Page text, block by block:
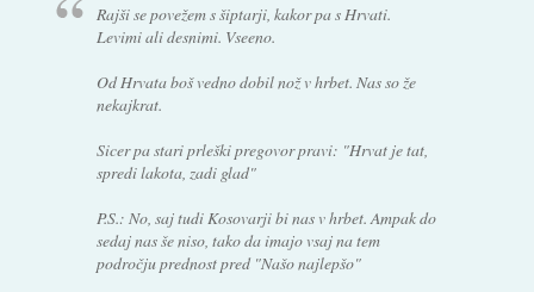
Rajši se povežem s šiptarji, kakor pa s Hrvati.
Levimi ali desnimi. Vseeno.
Od Hrvata boš vedno dobil nož v hrbet. Nas so že
nekajkrat.
Sicer pa stari prleški pregovor pravi: "Hrvat je tat,
spredi lakota, zadi glad"
P.S.: No, saj tudi Kosovarji bi nas v hrbet. Ampak do
sedaj nas še niso, tako da imajo vsaj na tem
področju prednost pred "Našo najlepšo"